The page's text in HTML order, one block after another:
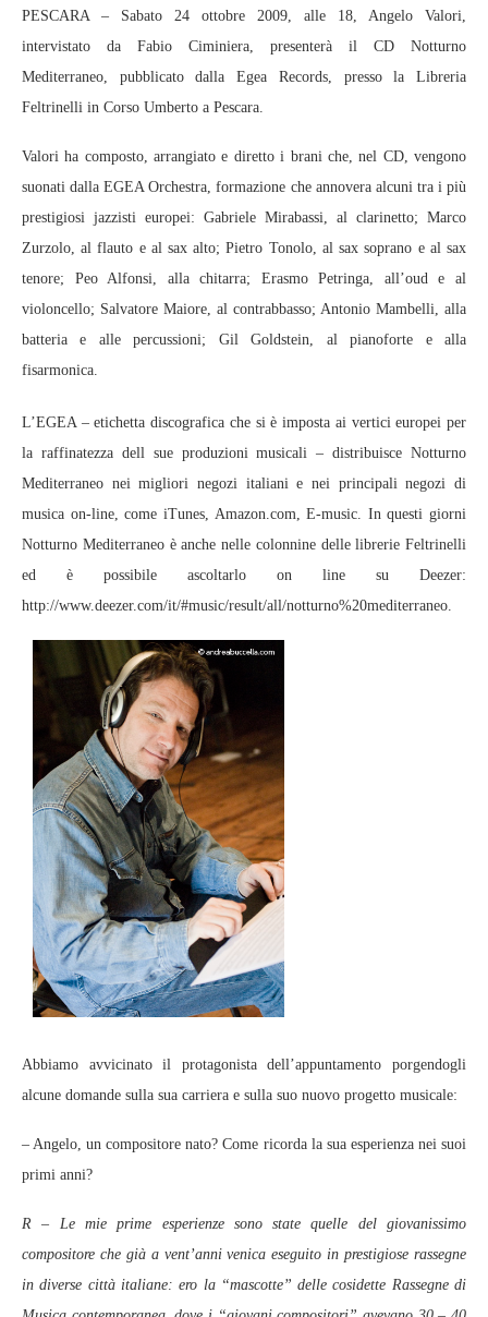
PESCARA – Sabato 24 ottobre 2009, alle 18, Angelo Valori,
intervistato da Fabio Ciminiera, presenterà il CD Notturno
Mediterraneo, pubblicato dalla Egea Records, presso la Libreria
Feltrinelli in Corso Umberto a Pescara.
Valori ha composto, arrangiato e diretto i brani che, nel CD, vengono
suonati dalla EGEA Orchestra, formazione che annovera alcuni tra i più
prestigiosi jazzisti europei: Gabriele Mirabassi, al clarinetto; Marco
Zurzolo, al flauto e al sax alto; Pietro Tonolo, al sax soprano e al sax
tenore; Peo Alfonsi, alla chitarra; Erasmo Petringa, all’oud e al
violoncello; Salvatore Maiore, al contrabbasso; Antonio Mambelli, alla
batteria e alle percussioni; Gil Goldstein, al pianoforte e alla
fisarmonica.
L’EGEA – etichetta discografica che si è imposta ai vertici europei per
la raffinatezza dell sue produzioni musicali – distribuisce Notturno
Mediterraneo nei migliori negozi italiani e nei principali negozi di
musica on-line, come iTunes, Amazon.com, E-music. In questi giorni
Notturno Mediterraneo è anche nelle colonnine delle librerie Feltrinelli
ed è possibile ascoltarlo on line su Deezer:
http://www.deezer.com/it/#music/result/all/notturno%20mediterraneo.
Abbiamo avvicinato il protagonista dell’appuntamento porgendogli
alcune domande sulla sua carriera e sulla suo nuovo progetto musicale:
– Angelo, un compositore nato? Come ricorda la sua esperienza nei suoi
primi anni?
R – Le mie prime esperienze sono state quelle del giovanissimo
compositore che già a vent’anni venica eseguito in prestigiose rassegne
in diverse città italiane: ero la “mascotte” delle cosidette Rassegne di